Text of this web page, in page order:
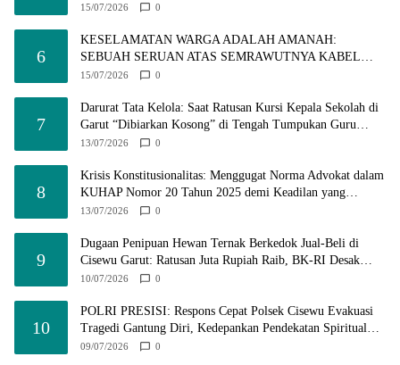
15/07/2026 0
6
KESELAMATAN WARGA ADALAH AMANAH:
SEBUAH SERUAN ATAS SEMRAWUTNYA KABEL
UTILITAS
15/07/2026 0
7
Darurat Tata Kelola: Saat Ratusan Kursi Kepala Sekolah di
Garut “Dibiarkan Kosong” di Tengah Tumpukan Guru
Kompeten
13/07/2026 0
8
Krisis Konstitusionalitas: Menggugat Norma Advokat dalam
KUHAP Nomor 20 Tahun 2025 demi Keadilan yang
Bermartabat
13/07/2026 0
9
Dugaan Penipuan Hewan Ternak Berkedok Jual-Beli di
Cisewu Garut: Ratusan Juta Rupiah Raib, BK-RI Desak
Polda Jabar Turun Tangan
10/07/2026 0
10
POLRI PRESISI: Respons Cepat Polsek Cisewu Evakuasi
Tragedi Gantung Diri, Kedepankan Pendekatan Spiritual
dan Hukum Demi Jaga Marwah Negara
09/07/2026 0